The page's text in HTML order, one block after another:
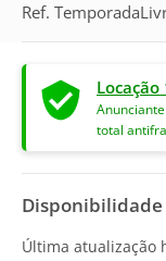
Ref.
total
Disponibilidade
Última atualização